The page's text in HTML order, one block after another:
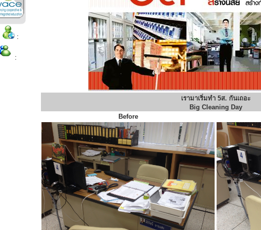
:
:
เรามาเริ่มทำ 5ส. กันเถอะ
Big Cleaning Day
Before